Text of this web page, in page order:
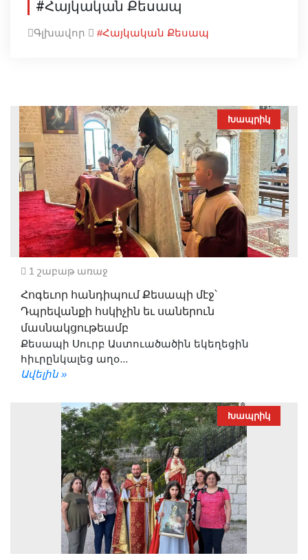
#Հայկական Քեսապ
Գլխավոր #Հայկական Քեսապ
Խապրիկ
1 շաբաթ առաջ
Հոգեւոր հանդիպում Քեսապի մէջ՝
Դպրեվանքի հսկիչին եւ սաներուն
մասնակցութեամբ
Քեսապի Սուրբ Աստուածածին եկեղեցին
հիւրընկալեց աղօ...
Ավելին »
Խապրիկ